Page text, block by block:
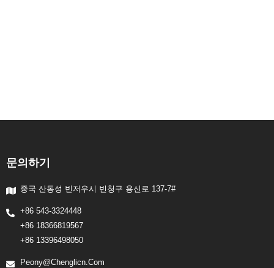
문의하기
중국 산동성 빈저우시 빈청구 용신로 137-7#
+86 543-3324448
+86 18366819567
+86 13396498050
Peony@chenglicn.com